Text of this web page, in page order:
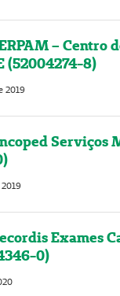
– Centro
(52004274-8)
2019
Serviços
2019
Exames
0)